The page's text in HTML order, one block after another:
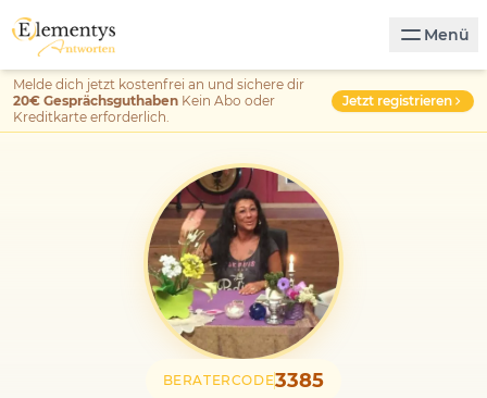
Menü
Melde dich jetzt kostenfrei an und sichere dir
20€ Gesprächsguthaben Kein Abo oder
Kreditkarte erforderlich.
Jetzt registrieren
BERATERCODE3385